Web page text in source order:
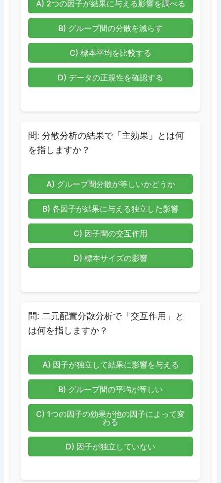
A) 2つの因子が結果に与える影響を調べる
B) グループ間の分散を減らす
C) 標本平均を比較する
D) データの正規性を確認する
問: 分散分析の結果で「主効果」とは何
を指しますか？
A) グループ間分散が等しいかどうか
B) 各因子が結果に与える独立した影響
C) 因子間の交互作用
D) 標本サイズの影響
問: 二元配置分散分析で「交互作用」と
は何を指しますか？
A) 因子が独立して結果に影響を与える
B) グループ間の平均が等しい
C) 1つの因子の効果が他の因子によって変
わる
D) 因子が独立していない